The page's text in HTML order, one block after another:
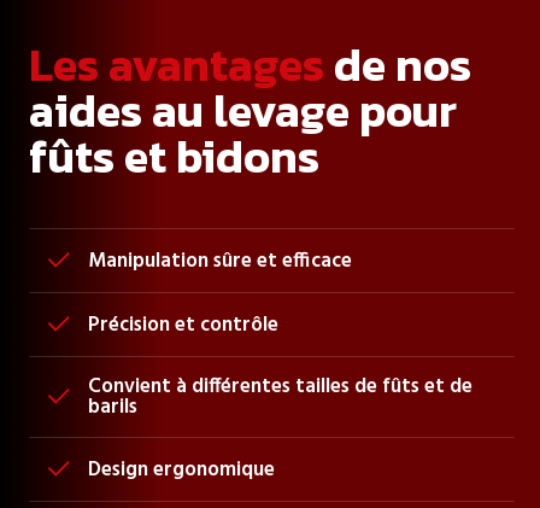
Les avantagesde nos
aides au levage pour
fûts et bidons
 Manipulation sûre et efficace
 Précision et contrôle
 Convient à différentes tailles de fûts et de
barils
 Design ergonomique